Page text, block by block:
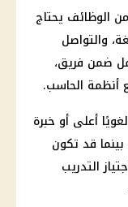
الوظائف يحتاج
والتواصل
ضمن فريق،
أنظمة الحاسب.
أعلى أو خبرة
قد تكون
التدريب